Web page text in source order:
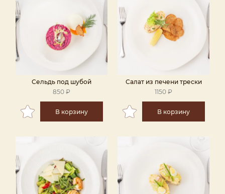
Сельдь под шубой
850 ₽
В корзину
Салат из печени трески
1150 ₽
В корзину